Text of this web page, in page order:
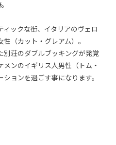
ィックな街、イタリアのヴェロ
（カット・グレアム）。
別荘のダブルブッキングが発覚
メンのイギリス人男性（トム・
ョンを過ごす事になります。